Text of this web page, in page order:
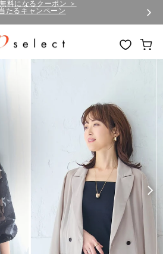
料になるクーポン ＞
たるキャンペーン
ー
ト